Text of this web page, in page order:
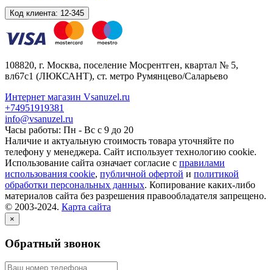
Код клиента: 12-345
108820, г. Москва, поселение Мосрентген, квартал № 5,
вл67с1 (ЛЮКСАНТ), ст. метро Румянцево/Саларьево
Интернет магазин Vsanuzel.ru
+74951919381
info@vsanuzel.ru
Часы работы: Пн - Вс с 9 до 20
Наличие и актуальную стоимость товара уточняйте по
телефону у менеджера. Сайт использует технологию cookie.
Использование сайта означает согласие с правилами
использования cookie, публичной офертой и политикой
обработки персональных данных. Копирование каких-либо
материалов сайта без разрешения правообладателя запрещено.
© 2003-2024. Карта сайта
×
Обратный звонок